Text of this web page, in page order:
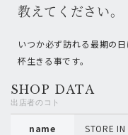
教えてください。
いつか必ず訪れる最期の
杯生きる事です。
SHOP DATA
出店者のコト
name STORE